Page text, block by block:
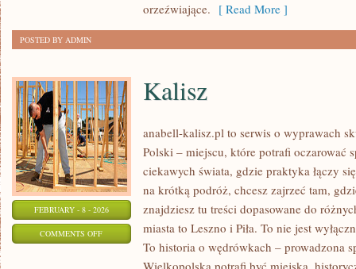
orzeźwiające. [ Read More ]
POSTED BY ADMIN
FEBRUARY - 8 - 2026
COMMENTS OFFON
Kalisz
anabell-kalisz.pl to serwis o wyprawach
Polski – miejscu, które potrafi oczarować
ciekawych świata, gdzie praktyka łączy
na krótką podróż, chcesz zajrzeć tam,
znajdziesz tu treści dopasowane do
miasta to Leszno i Piła. To nie jest
To historia o wędrówkach – prowadzona
Wielkopolska potrafi być miejska,